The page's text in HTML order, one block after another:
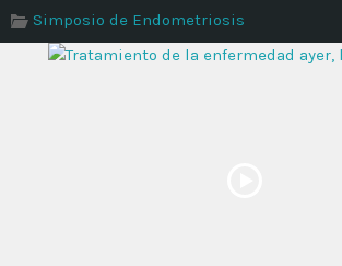
Simposio de Endometriosis